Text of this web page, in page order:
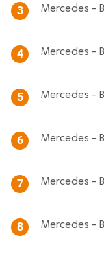
3 Mercedes -
4 Mercedes -
5 Mercedes -
6 Mercedes -
7 Mercedes -
8 Mercedes -